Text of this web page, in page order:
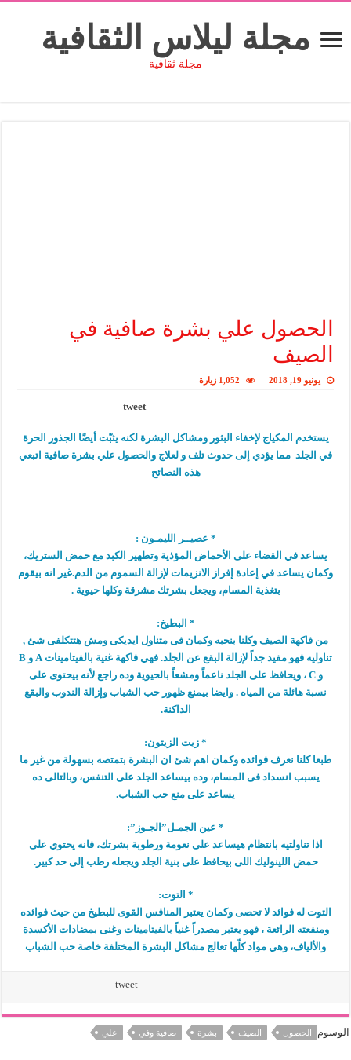
مجلة ليلاس الثقافية
مجلة ثقافية
الحصول علي بشرة صافية في
الصيف
يونيو 19, 2018 1,052 زيارة
tweet
يستخدم المكياج لإخفاء البثور ومشاكل البشرة لكنه يثبّت أيضًا الجذور الحرة
في الجلد مما يؤدي إلى حدوث تلف و لعلاج والحصول علي بشرة صافية اتبعي
هذه النصائح
* عصيــر الليمـون :
يساعد في القضاء على الأحماض المؤذية وتطهير الكبد مع حمض الستريك،
وكمان يساعد في إعادة إفراز الانزيمات لإزالة السموم من الدم.غير انه بيقوم
بتغذية المسام، ويجعل بشرتك مشرقة وكلها حيوية .
* البطيخ:
من فاكهة الصيف وكلنا بنحبه وكمان فى متناول ايديكى ومش هتتكلفى شئ ,
تناوليه فهو مفيد جداً لإزالة البقع عن الجلد. فهي فاكهة غنية بالفيتامينات A و B
و C ، ويحافظ على الجلد ناعماً ومشعاً بالحيوية وده راجع لأنه بيحتوى على
نسبة هائلة من المياه . وايضا بيمنع ظهور حب الشباب وإزالة الندوب والبقع
الداكنة.
* زيت الزيتون:
طبعا كلنا نعرف فوائده وكمان اهم شئ ان البشرة بتمتصه بسهولة من غير ما
يسبب انسداد فى المسام، وده بيساعد الجلد على التنفس، وبالتالى ده
يساعد على منع حب الشباب.
* عين الجمـل”الجـوز”:
اذا تناولتيه بانتظام هيساعد على نعومة ورطوبة بشرتك، فانه يحتوي على
حمض اللينوليك اللى بيحافظ على بنية الجلد ويجعله رطب إلى حد كبير.
* التوت:
التوت له فوائد لا تحصى وكمان يعتبر المنافس القوى للبطيخ من حيث فوائده
ومنفعته الرائعة ، فهو يعتبر مصدراً غنياً بالفيتامينات وغنى بمضادات الأكسدة
والألياف، وهي مواد كلّها تعالج مشاكل البشرة المختلفة خاصة حب الشباب
tweet
الوسوم الحصول الصيف بشرة صافية وفي علي